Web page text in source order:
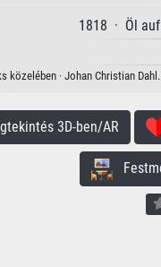
1818 · Öl
közelében · Johan Christian
3D-ben/AR